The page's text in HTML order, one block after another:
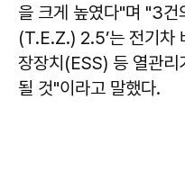
을 크게 높였다"며 "3건
(T.E.Z.) 2.5’는 전기차
장장치(ESS) 등 열관리
될 것"이라고 말했다.